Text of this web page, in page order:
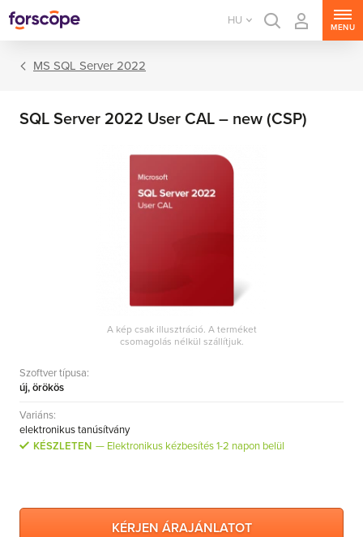
HU
MENU
MS Exchange Server
MS SharePoint Server
MS Skype for Business Server
Server CALs
MS SQL Server 2022
SQL Server 2022 User CAL – new (CSP)
A kép csak illusztráció. A terméket
csomagolás nélkül szállítjuk.
Szoftver típusa:
új, örökös
Variáns:
elektronikus tanúsítvány
KÉSZLETEN
Elektronikus kézbesítés 1-2 napon belül
KÉRJEN ÁRAJÁNLATOT